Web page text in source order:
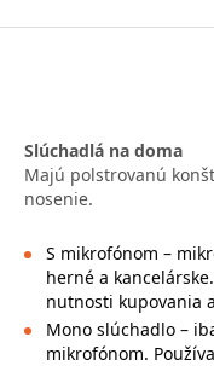
Slúchadlá na doma
Majú polstrovanú
nosenie.
S mikrofónom –
herné a
nutnosti kupovania
Mono slúchadlo –
mikrofónom.